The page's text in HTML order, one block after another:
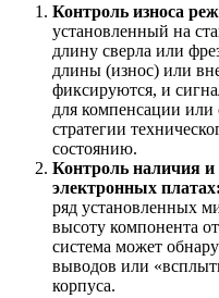
Контроль износа
установленный на
длину сверла или
длины (износ) или
фиксируются, и
для компенсации или
стратегии
состоянию.
Контроль наличия
электронных платах:
ряд установленных
высоту компонента
система может
выводов или
корпуса.